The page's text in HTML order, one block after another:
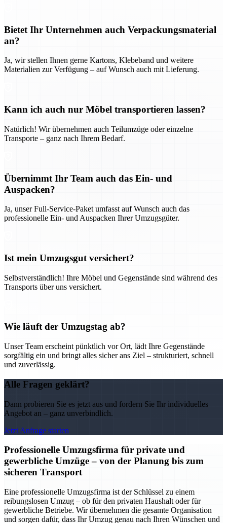
Bietet Ihr Unternehmen auch Verpackungsmaterial
an?
Ja, wir stellen Ihnen gerne Kartons, Klebeband und weitere
Materialien zur Verfügung – auf Wunsch auch mit Lieferung.
Kann ich auch nur Möbel transportieren lassen?
Natürlich! Wir übernehmen auch Teilumzüge oder einzelne
Transporte – ganz nach Ihrem Bedarf.
Übernimmt Ihr Team auch das Ein- und
Auspacken?
Ja, unser Full-Service-Paket umfasst auf Wunsch auch das
professionelle Ein- und Auspacken Ihrer Umzugsgüter.
Ist mein Umzugsgut versichert?
Selbstverständlich! Ihre Möbel und Gegenstände sind während des
Transports über uns versichert.
Wie läuft der Umzugstag ab?
Unser Team erscheint pünktlich vor Ort, lädt Ihre Gegenstände
sorgfältig ein und bringt alles sicher ans Ziel – strukturiert, schnell
und zuverlässig.
Alle Fragen geklärt?
Dann probieren Sie es jetzt aus und fordern Sie Ihr individuelles
Angebot an – ganz unverbindlich.
Jetzt Anfrage starten
Professionelle Umzugsfirma für private und
gewerbliche Umzüge – von der Planung bis zum
sicheren Transport
Eine professionelle Umzugsfirma ist der Schlüssel zu einem
reibungslosen Umzug – ob für den privaten Haushalt oder für
gewerbliche Betriebe. Wir übernehmen die gesamte Organisation
und sorgen dafür, dass Ihr Umzug genau nach Ihren Wünschen und